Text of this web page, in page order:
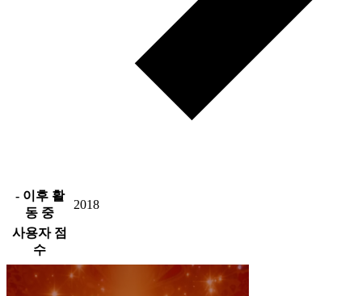
- 이후 활
동 중
2018
사용자 점
수